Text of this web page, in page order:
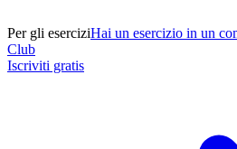
Per gli eserciziHai un esercizio in un
Club
Iscriviti gratis